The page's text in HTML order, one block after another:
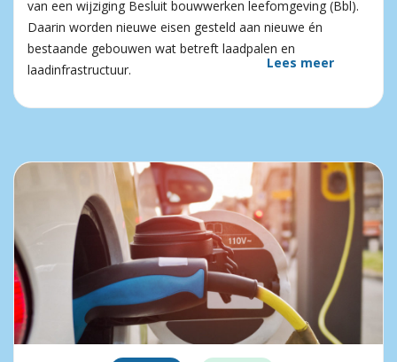
van een wijziging Besluit bouwwerken leefomgeving (Bbl).
Daarin worden nieuwe eisen gesteld aan nieuwe én
bestaande gebouwen wat betreft laadpalen en
laadinfrastructuur.
Lees meer